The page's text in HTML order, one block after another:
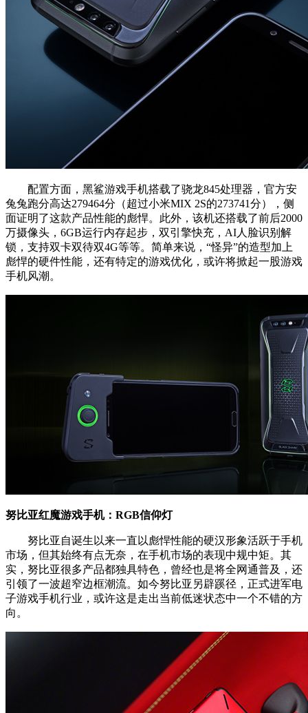
配置方面，黑鲨游戏手机搭载了骁龙845处理器，官方安
兔兔跑分高达279464分（超过小米MIX 2S的273741分），侧
面证明了这款产品性能的彪悍。此外，该机还搭载了前后2000
万摄像头，6GB运行内存起步，双引擎快充，AI人脸识别解
锁，支持双卡双待双4G等等。简单来说，“怪异”的造型加上
彪悍的硬件性能，还有特定的游戏优化，或许将掀起一股游戏
手机风潮。
努比亚红魔游戏手机：RGB信仰灯
努比亚自诞生以来一直以彪悍性能的硬汉形象活跃于手机
市场，但其始终有点无奈，在手机市场的表现中规中矩。其
实，努比亚很多产品都独具特色，曾经也是将全网通普及，还
引领了一波超窄边框潮流。如今努比亚另辟蹊径，正式进军电
子游戏手机行业，或许这是走出当前低迷状态中一个不错的方
向。